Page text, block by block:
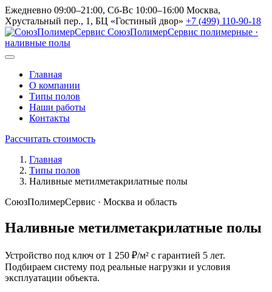
Ежедневно 09:00–21:00, Сб-Вс 10:00–16:00 Москва,
Хрустальный пер., 1, БЦ «Гостиный двор» +7 (499) 110-90-18
СоюзПолимерСервис полимерные ·
наливные полы
Главная
О компании
Типы полов
Наши работы
Контакты
Рассчитать стоимость
Главная
Типы полов
Наливные метилметакрилатные полы
СоюзПолимерСервис · Москва и область
Наливные метилметакрилатные полы
Устройство под ключ от 1 250 ₽/м² с гарантией 5 лет.
Подбираем систему под реальные нагрузки и условия
эксплуатации объекта.